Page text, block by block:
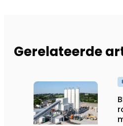
Gerelateerde